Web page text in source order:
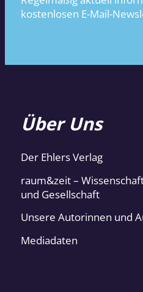
kostenlosen E-Mail-
Über Uns
Der Ehlers Verlag
raum&zeit –
und Gesellschaft
Unsere Autorinnen und
Mediadaten